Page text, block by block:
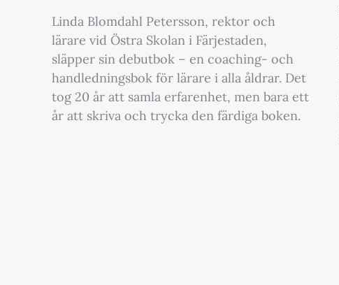
Linda Blomdahl Petersson, rektor och
lärare vid Östra Skolan i Färjestaden,
släpper sin debutbok – en coaching- och
handledningsbok för lärare i alla åldrar. Det
tog 20 år att samla erfarenhet, men bara ett
år att skriva och trycka den färdiga boken.